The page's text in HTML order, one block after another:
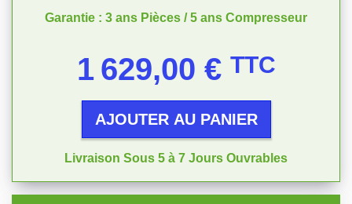
Garantie : 3 ans Pièces / 5 ans Compresseur
1 629,00 € TTC
AJOUTER AU PANIER
Livraison Sous 5 à 7 Jours Ouvrables